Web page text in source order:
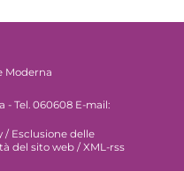
Moderna
- Tel. 060608 E-mail:
/ Esclusione delle
del sito web /XML-rss